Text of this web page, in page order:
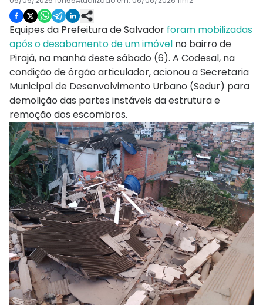
Equipes da Prefeitura de Salvador foram mobilizadas
após o desabamento de um imóvel no bairro de
Pirajá, na manhã deste sábado (6). A Codesal, na
condição de órgão articulador, acionou a Secretaria
Municipal de Desenvolvimento Urbano (Sedur) para
demolição das partes instáveis da estrutura e
remoção dos escombros.